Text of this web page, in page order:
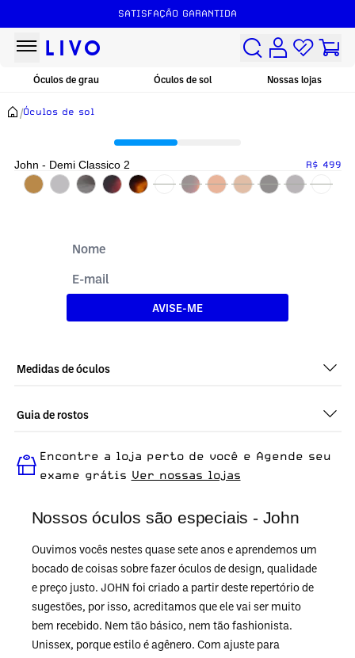
SATISFAÇÃO GARANTIDA
Óculos de grau Óculos de sol Nossas lojas
/Óculos de sol
Nossos óculos são especiais - John
Ouvimos vocês nestes quase sete anos e aprendemos um
bocado de coisas sobre fazer óculos de design, qualidade
e preço justo. JOHN foi criado a partir deste repertório de
sugestões, por isso, acreditamos que ele vai ser muito
bem recebido. Nem tão básico, nem tão fashionista.
Unissex, porque estilo é agênero. Com ajuste para
John - Demi Classico 2 R$ 499
AVISE-ME
Medidas de óculos
Guia de rostos
é ideal para quem busca um óculos confortável para o dia a
dia.
Encontre a loja perto de você e Agende seu
exame grátis Ver nossas lojas